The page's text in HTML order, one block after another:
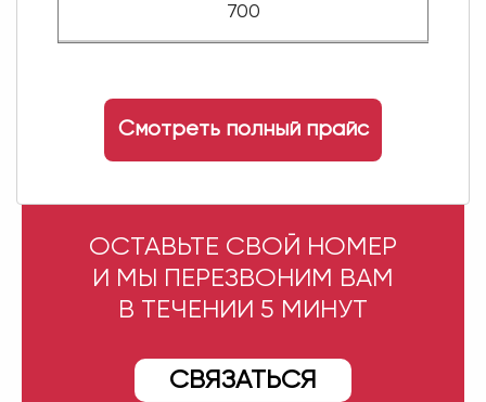
700
Смотреть полный прайс
ОСТАВЬТЕ СВОЙ НОМЕР
И МЫ ПЕРЕЗВОНИМ ВАМ
В ТЕЧЕНИИ 5 МИНУТ
СВЯЗАТЬСЯ